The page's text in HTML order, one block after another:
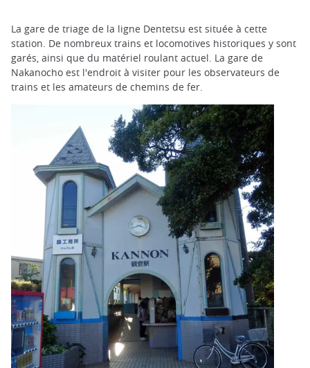
La gare de triage de la ligne Dentetsu est située à cette
station. De nombreux trains et locomotives historiques y sont
garés, ainsi que du matériel roulant actuel. La gare de
Nakanocho est l'endroit à visiter pour les observateurs de
trains et les amateurs de chemins de fer.